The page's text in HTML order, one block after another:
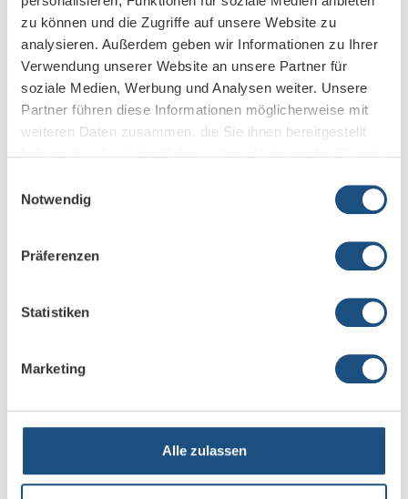
zu können und die Zugriffe auf unsere Website zu
analysieren. Außerdem geben wir Informationen zu Ihrer
Verwendung unserer Website an unsere Partner für
soziale Medien, Werbung und Analysen weiter. Unsere
Partner führen diese Informationen möglicherweise mit
weiteren Daten zusammen, die Sie ihnen bereitgestellt
Notwendig
Präferenzen
Statistiken
Marketing
Alle zulassen
IHK Hannover
GKV Spitzenverband